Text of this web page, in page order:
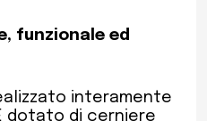
funzionale ed
interamente
dotato di cerniere